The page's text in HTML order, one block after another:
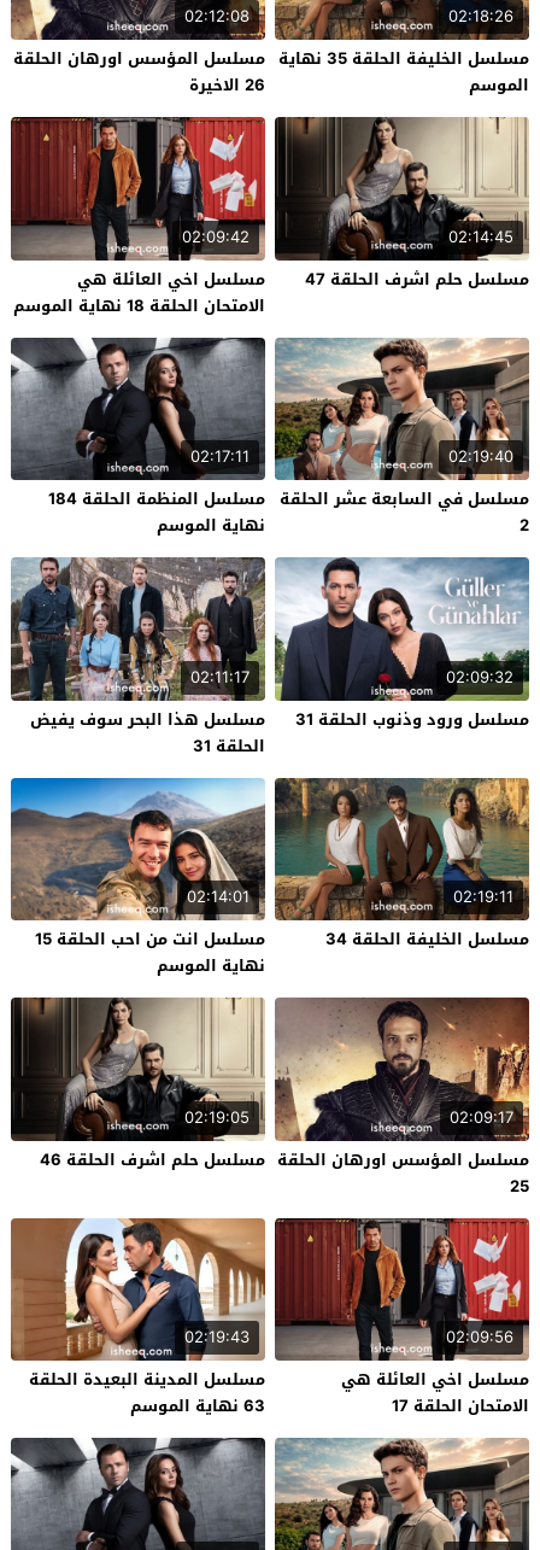
02:18:26
مسلسل الخليفة الحلقة 35 نهاية
الموسم
02:12:08
مسلسل المؤسس اورهان الحلقة
26 الاخيرة
02:14:45
مسلسل حلم اشرف الحلقة 47
02:09:42
مسلسل اخي العائلة هي
الامتحان الحلقة 18 نهاية الموسم
02:19:40
مسلسل في السابعة عشر الحلقة
2
02:17:11
مسلسل المنظمة الحلقة 184
نهاية الموسم
02:09:32
مسلسل ورود وذنوب الحلقة 31
02:11:17
مسلسل هذا البحر سوف يفيض
الحلقة 31
02:19:11
مسلسل الخليفة الحلقة 34
02:14:01
مسلسل انت من احب الحلقة 15
نهاية الموسم
02:09:17
مسلسل المؤسس اورهان الحلقة
25
02:19:05
مسلسل حلم اشرف الحلقة 46
02:09:56
مسلسل اخي العائلة هي
الامتحان الحلقة 17
02:19:43
مسلسل المدينة البعيدة الحلقة
63 نهاية الموسم